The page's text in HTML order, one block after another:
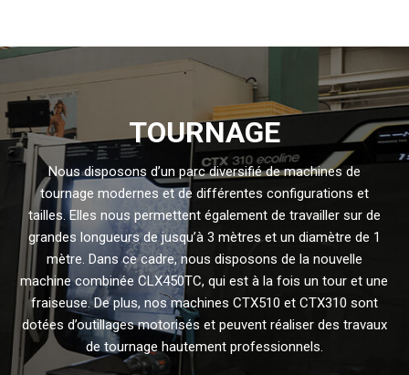
TOURNAGE
Nous disposons d’un parc diversifié de machines de
tournage modernes et de différentes configurations et
tailles. Elles nous permettent également de travailler sur de
grandes longueurs de jusqu’à 3 mètres et un diamètre de 1
mètre. Dans ce cadre, nous disposons de la nouvelle
machine combinée CLX450TC, qui est à la fois un tour et une
fraiseuse. De plus, nos machines CTX510 et CTX310 sont
dotées d’outillages motorisés et peuvent réaliser des travaux
de tournage hautement professionnels.